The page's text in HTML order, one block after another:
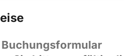
Buchungsformular